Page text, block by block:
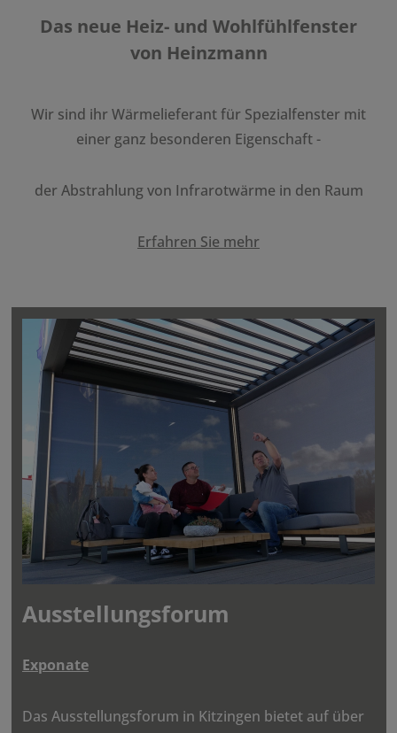
Das neue Heiz- und Wohl­fühl­fenster
von Heinz­mann
Wir sind ihr Wärme­lie­fe­rant für Spezi­al­fenster mit
einer ganz beson­deren Eigen­schaft -
der Abstrah­lung von Infra­rot­wärme in den Raum
Erfahren Sie mehr
Ausstel­lungs­forum
Expo­nate
Das Ausstel­lungs­forum in Kitzingen bietet auf über